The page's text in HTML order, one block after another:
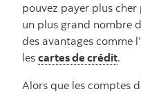
pouvez payer plus
un plus grand nombre
des avantages comme
les cartes de crédit.
Alors que les comptes